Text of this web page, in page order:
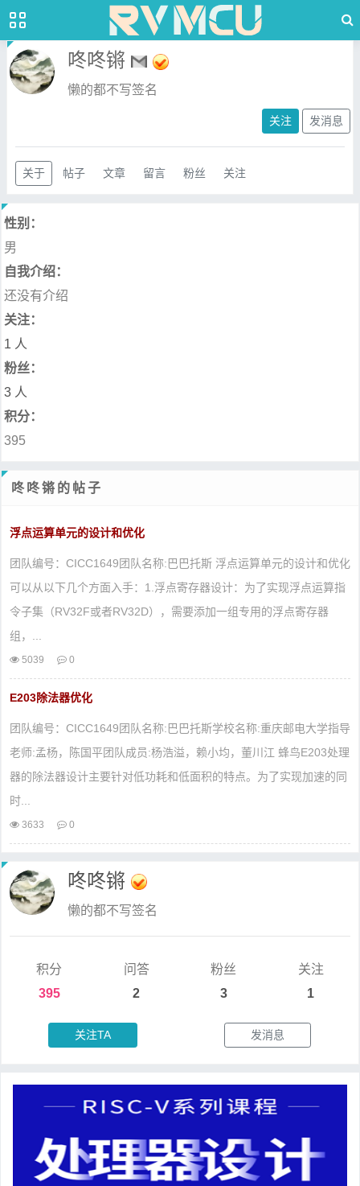
咚咚锵
懒的都不写签名
关注 发消息
关于 帖子 文章 留言 粉丝 关注
性别：
男
自我介绍：
还没有介绍
关注：
1 人
粉丝：
3 人
积分：
395
咚咚锵的帖子
浮点运算单元的设计和优化
团队编号：CICC1649团队名称:巴巴托斯 浮点运算单元的设计和优化
可以从以下几个方面入手：1.浮点寄存器设计：为了实现浮点运算指
令子集（RV32F或者RV32D），需要添加一组专用的浮点寄存器
组，...
5039 0
E203除法器优化
团队编号：CICC1649团队名称:巴巴托斯学校名称:重庆邮电大学指导
老师:孟杨，陈国平团队成员:杨浩溢，赖小均，董川江 蜂鸟E203处理
器的除法器设计主要针对低功耗和低面积的特点。为了实现加速的同
时...
3633 0
咚咚锵
懒的都不写签名
积分
395
问答
2
粉丝
3
关注
1
关注TA 发消息